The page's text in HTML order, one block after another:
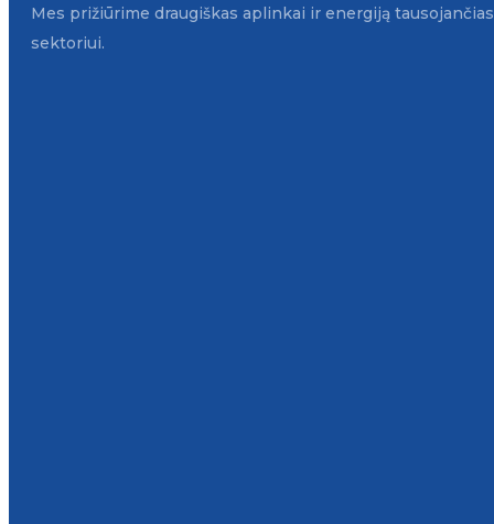
Mes prižiūrime draugiškas aplinkai ir energiją
sektoriui.